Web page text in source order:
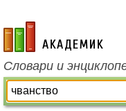
academic.ru
Словари и